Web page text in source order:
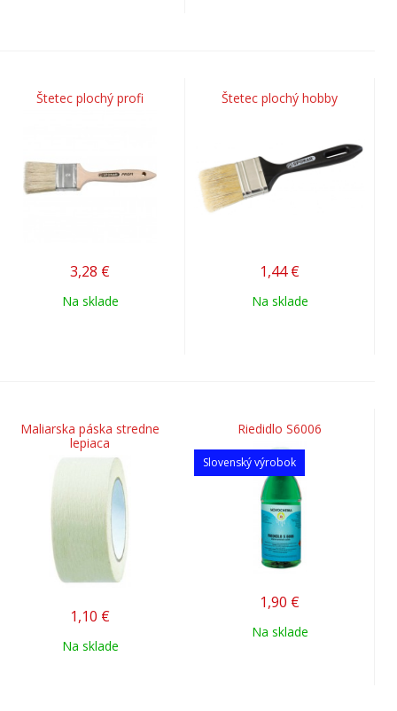
Štetec plochý profi
3,28 €
Na sklade
Štetec plochý hobby
1,44 €
Na sklade
Maliarska páska stredne
lepiaca
1,10 €
Na sklade
Riedidlo S6006
Slovenský výrobok
1,90 €
Na sklade